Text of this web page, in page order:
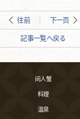
往前 下一页
記事一覧へ戻る
间人蟹
料理
温泉